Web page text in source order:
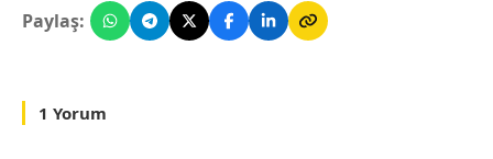
Paylaş:
1 Yorum